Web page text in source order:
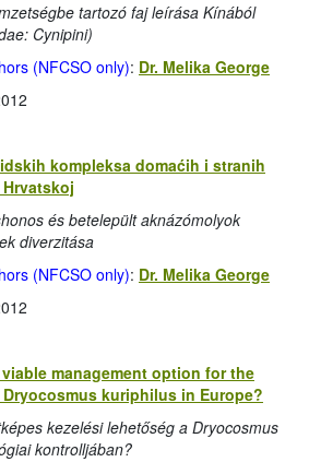
tartozó faj leírása Kínából
Cynipini)
(NFCSO only): Dr. Melika George
kompleksa domaćih i stranih
és betelepült aknázómolyok
diverzitása
(NFCSO only): Dr. Melika George
management option for the
kuriphilus in Europe?
kezelési lehetőség a Dryocosmus
kontrolljában?